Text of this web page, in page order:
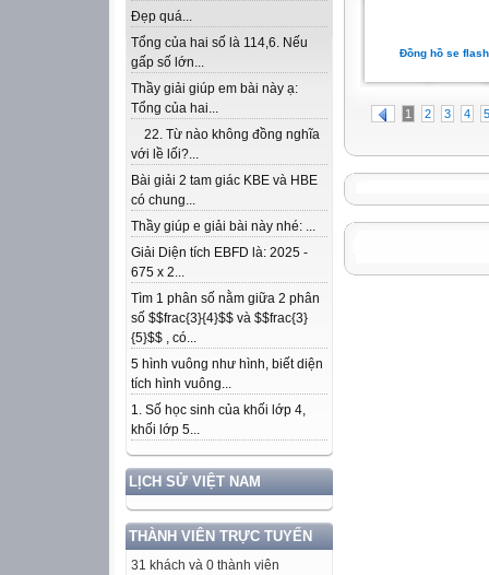
Đẹp quá...
Tổng của hai số là 114,6. Nếu
gấp số lớn...
Thầy giải giúp em bài này ạ:
Tổng của hai...
22. Từ nào không đồng nghĩa
với lề lối?...
Bài giải 2 tam giác KBE và HBE
có chung...
Thầy giúp e giải bài này nhé: ...
Giải Diện tích EBFD là: 2025 -
675 x 2...
Tìm 1 phân số nằm giữa 2 phân
số $$frac{3}{4}$$ và $$frac{3}
{5}$$ , có...
5 hình vuông như hình, biết diện
tích hình vuông...
1. Số học sinh của khối lớp 4,
khối lớp 5...
LỊCH SỬ VIỆT NAM
THÀNH VIÊN TRỰC TUYẾN
31 khách và 0 thành viên
Đồng hồ se
1 2 3 4 5